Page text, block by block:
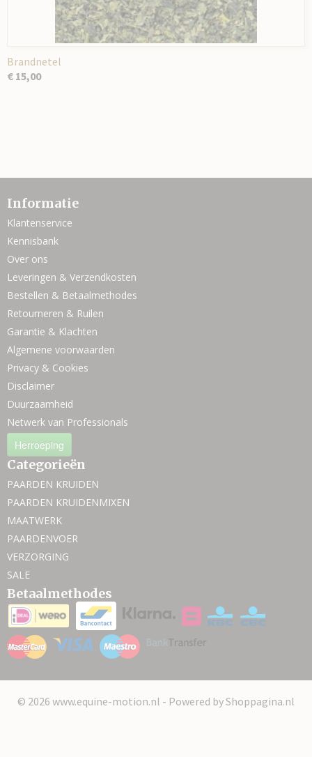
Brandnetel
€ 15,00
Informatie
Klantenservice
Kennisbank
Over ons
Leveringen & Verzendkosten
Bestellen & Betaalmethodes
Retourneren & Ruilen
Garantie & Klachten
Algemene voorwaarden
Privacy & Cookies
Disclaimer
Duurzaamheid
Netwerk van Professionals
Herroeping
Categorieën
PAARDEN KRUIDEN
PAARDEN KRUIDENMIXEN
MAATWERK
PAARDENVOER
VERZORGING
SALE
Betaalmethodes
© 2026 www.equine-motion.nl - Powered by Shoppagina.nl